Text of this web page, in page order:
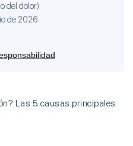
del dolor)
de 2026
Las 5 causas principales